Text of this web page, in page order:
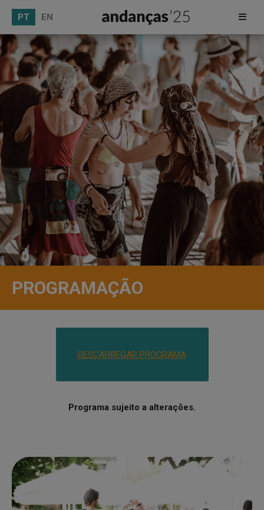
PT EN
PROGRAMAÇÃO
DESCARREGAR PROGRAMA
Programa sujeito a alterações.